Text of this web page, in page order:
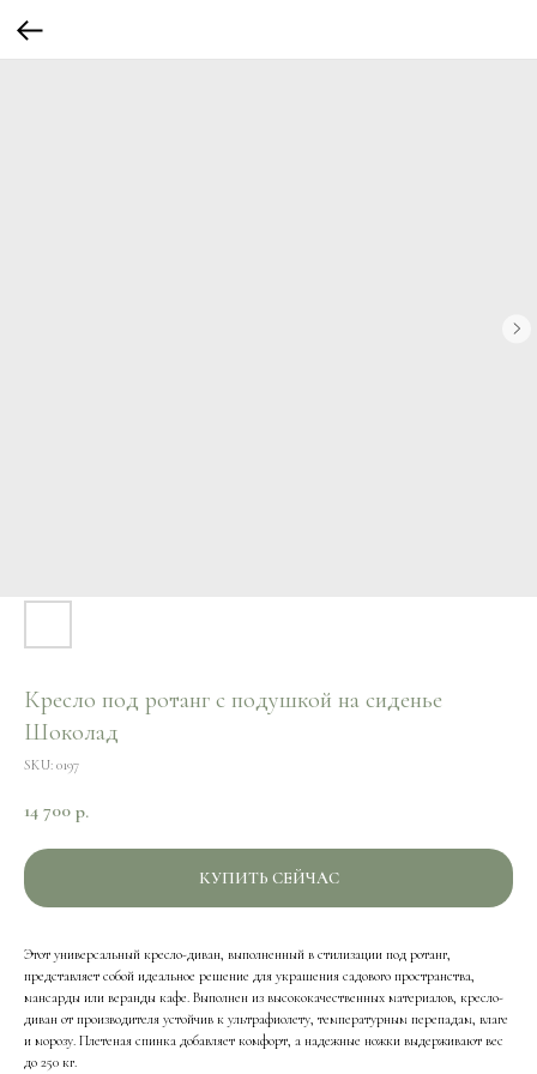
Кресло под ротанг с подушкой на сиденье
Шоколад
SKU: 0197
14 700 р.
КУПИТЬ СЕЙЧАС
Этот универсальный кресло-диван, выполненный в стилизации под ротанг,
представляет собой идеальное решение для украшения садового пространства,
мансарды или веранды кафе. Выполнен из высококачественных материалов, кресло-
диван от производителя устойчив к ультрафиолету, температурным перепадам, влаге
и морозу. Плетеная спинка добавляет комфорт, а надежные ножки выдерживают вес
до 250 кг.